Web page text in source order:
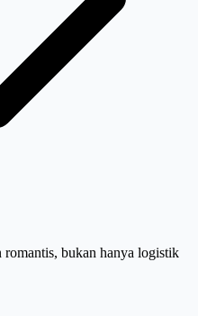
bukan hanya logistik